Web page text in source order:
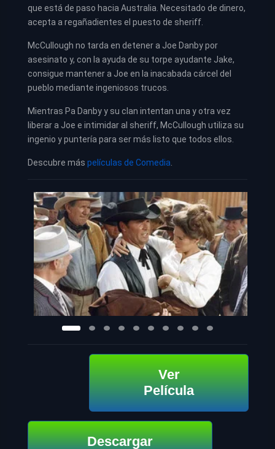
que está de paso hacia Australia. Necesitado de dinero,
acepta a regañadientes el puesto de sheriff.
McCullough no tarda en detener a Joe Danby por
asesinato y, con la ayuda de su torpe ayudante Jake,
consigue mantener a Joe en la inacabada cárcel del
pueblo mediante ingeniosos trucos.
Mientras Pa Danby y su clan intentan una y otra vez
liberar a Joe e intimidar al sheriff, McCullough utiliza su
ingenio y puntería para ser más listo que todos ellos.
Descubre más películas de Comedia
Ver
Película
Descargar